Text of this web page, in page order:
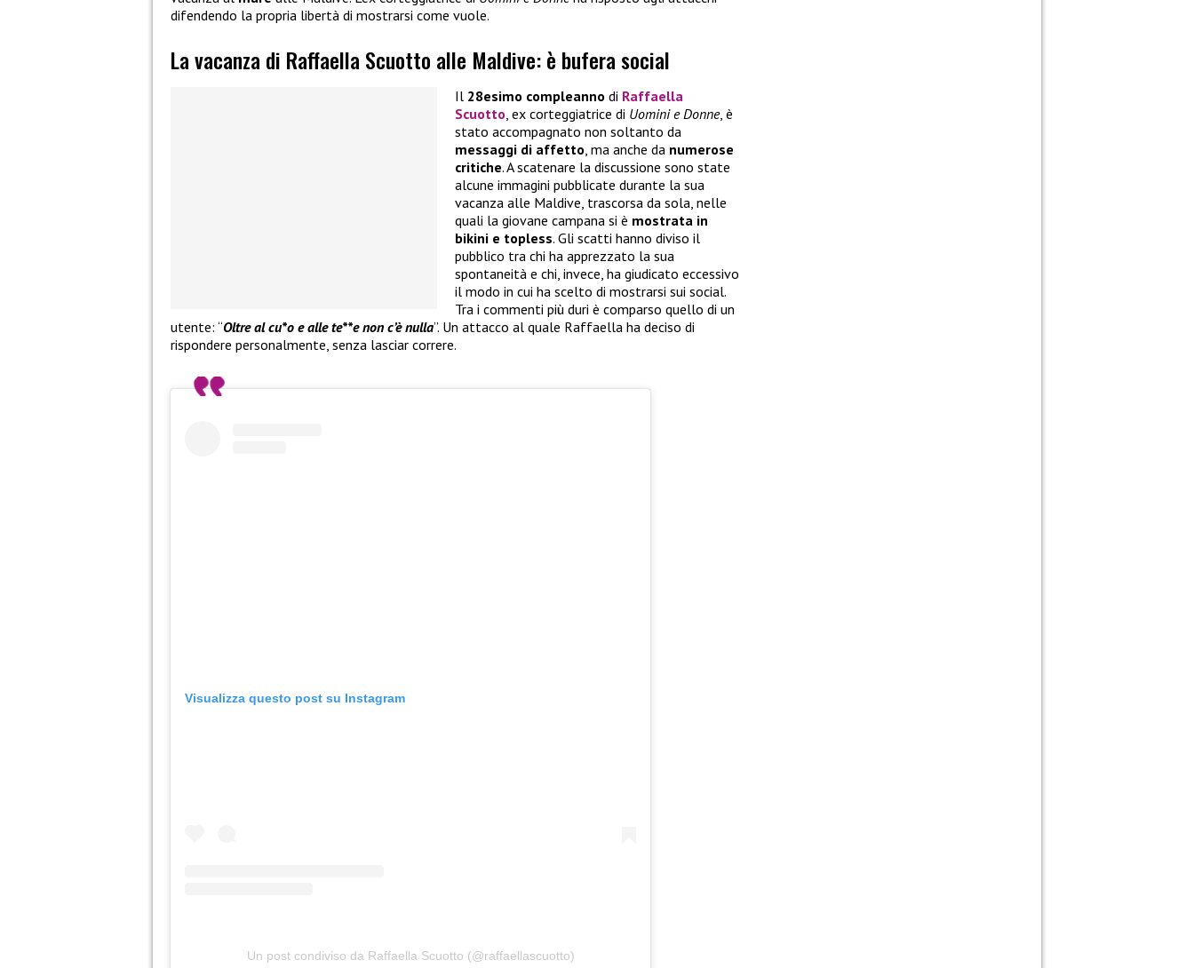
difendendo la propria libertà di mostrarsi come vuole.
La vacanza di Raffaella Scuotto alle Maldive: è bufera social
Il 28esimo compleanno di Raffaella
Scuotto, ex corteggiatrice di Uomini e Donne, è
stato accompagnato non soltanto da
messaggi di affetto, ma anche da numerose
critiche. A scatenare la discussione sono state
alcune immagini pubblicate durante la sua
vacanza alle Maldive, trascorsa da sola, nelle
quali la giovane campana si è mostrata in
bikini e topless. Gli scatti hanno diviso il
pubblico tra chi ha apprezzato la sua
spontaneità e chi, invece, ha giudicato eccessivo
il modo in cui ha scelto di mostrarsi sui social.
Tra i commenti più duri è comparso quello di un
utente: “Oltre al cu*o e alle te**e non c’è nulla”. Un attacco al quale Raffaella ha deciso di
rispondere personalmente, senza lasciar correre.
Visualizza questo post su Instagram
Un post condiviso da Raffaella Scuotto (@raffaellascuotto)